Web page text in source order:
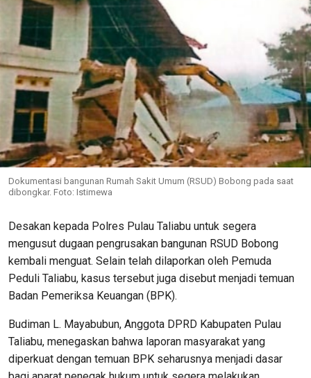
Dokumentasi bangunan Rumah Sakit Umum (RSUD) Bobong pada saat
dibongkar. Foto: Istimewa
Desakan kepada Polres Pulau Taliabu untuk segera
mengusut dugaan pengrusakan bangunan RSUD Bobong
kembali menguat. Selain telah dilaporkan oleh Pemuda
Peduli Taliabu, kasus tersebut juga disebut menjadi temuan
Badan Pemeriksa Keuangan (BPK).
Budiman L. Mayabubun, Anggota DPRD Kabupaten Pulau
Taliabu, menegaskan bahwa laporan masyarakat yang
diperkuat dengan temuan BPK seharusnya menjadi dasar